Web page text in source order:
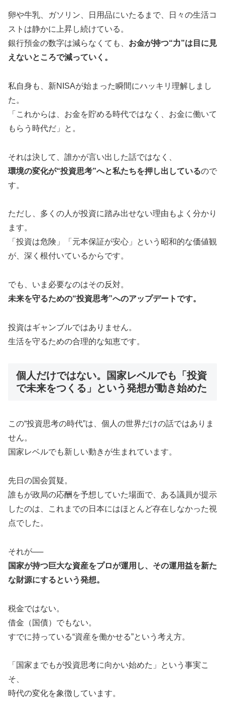
卵や牛乳、ガソリン、日用品にいたるまで、日々の生活コ
ストは静かに上昇し続けている。
銀行預金の数字は減らなくても、 お金が持つ“力”は目に見
えないところで減っていく。
私自身も、新NISAが始まった瞬間にハッキリ理解しまし
た。
「これからは、お金を貯める時代ではなく、お金に働いて
もらう時代だ」と。
それは決して、誰かが言い出した話ではなく、
環境の変化が“投資思考”へと私たちを押し出しているので
す。
ただし、多くの人が投資に踏み出せない理由もよく分かり
ます。
「投資は危険」「元本保証が安心」という昭和的な価値観
が、深く根付いているからです。
でも、いま必要なのはその反対。
未来を守るための“投資思考”へのアップデートです。
投資はギャンブルではありません。
生活を守るための合理的な知恵です。
個人だけではない。国家レベルでも「投資
で未来をつくる」という発想が動き始めた
この“投資思考の時代”は、個人の世界だけの話ではありま
せん。
国家レベルでも新しい動きが生まれています。
先日の国会質疑。
誰もが政局の応酬を予想していた場面で、ある議員が提示
したのは、これまでの日本にはほとんど存在しなかった視
点でした。
それが──
国家が持つ巨大な資産をプロが運用し、その運用益を新た
な財源にするという発想。
税金ではない。
借金（国債）でもない。
すでに持っている“資産を働かせる”という考え方。
「国家までもが投資思考に向かい始めた」という事実こ
そ、
時代の変化を象徴しています。